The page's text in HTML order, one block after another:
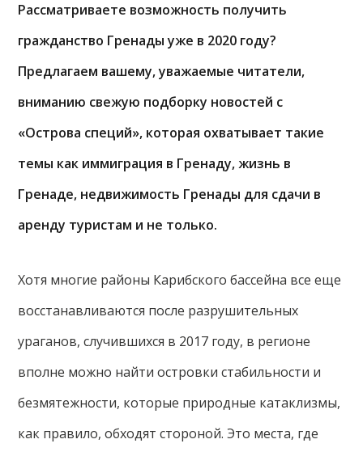
Рассматриваете возможность получить
гражданство Гренады уже в 2020 году?
Предлагаем вашему, уважаемые читатели,
вниманию свежую подборку новостей с
«Острова специй», которая охватывает такие
темы как иммиграция в Гренаду, жизнь в
Гренаде, недвижимость Гренады для сдачи в
аренду туристам и не только.
Хотя многие районы Карибского бассейна все еще
восстанавливаются после разрушительных
ураганов, случившихся в 2017 году, в регионе
вполне можно найти островки стабильности и
безмятежности, которые природные катаклизмы,
как правило, обходят стороной. Это места, где